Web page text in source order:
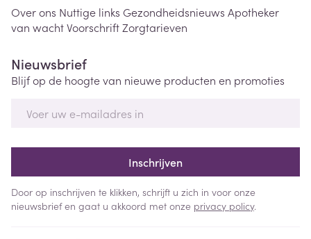
Over ons Nuttige links Gezondheidsnieuws Apotheker
van wachtVoorschriftZorgtarieven
Nieuwsbrief
Blijf op de hoogte van nieuwe producten en promoties
Inschrijven
Door op inschrijven te klikken, schrijft u zich in voor onze
nieuwsbrief en gaat u akkoord met onze privacy policy.